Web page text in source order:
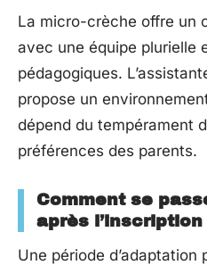
La micro-crèche offre un
avec une équipe plurielle
pédagogiques.
propose un
dépend du tempérament
préférences des parents.
Comment se
après
Une période